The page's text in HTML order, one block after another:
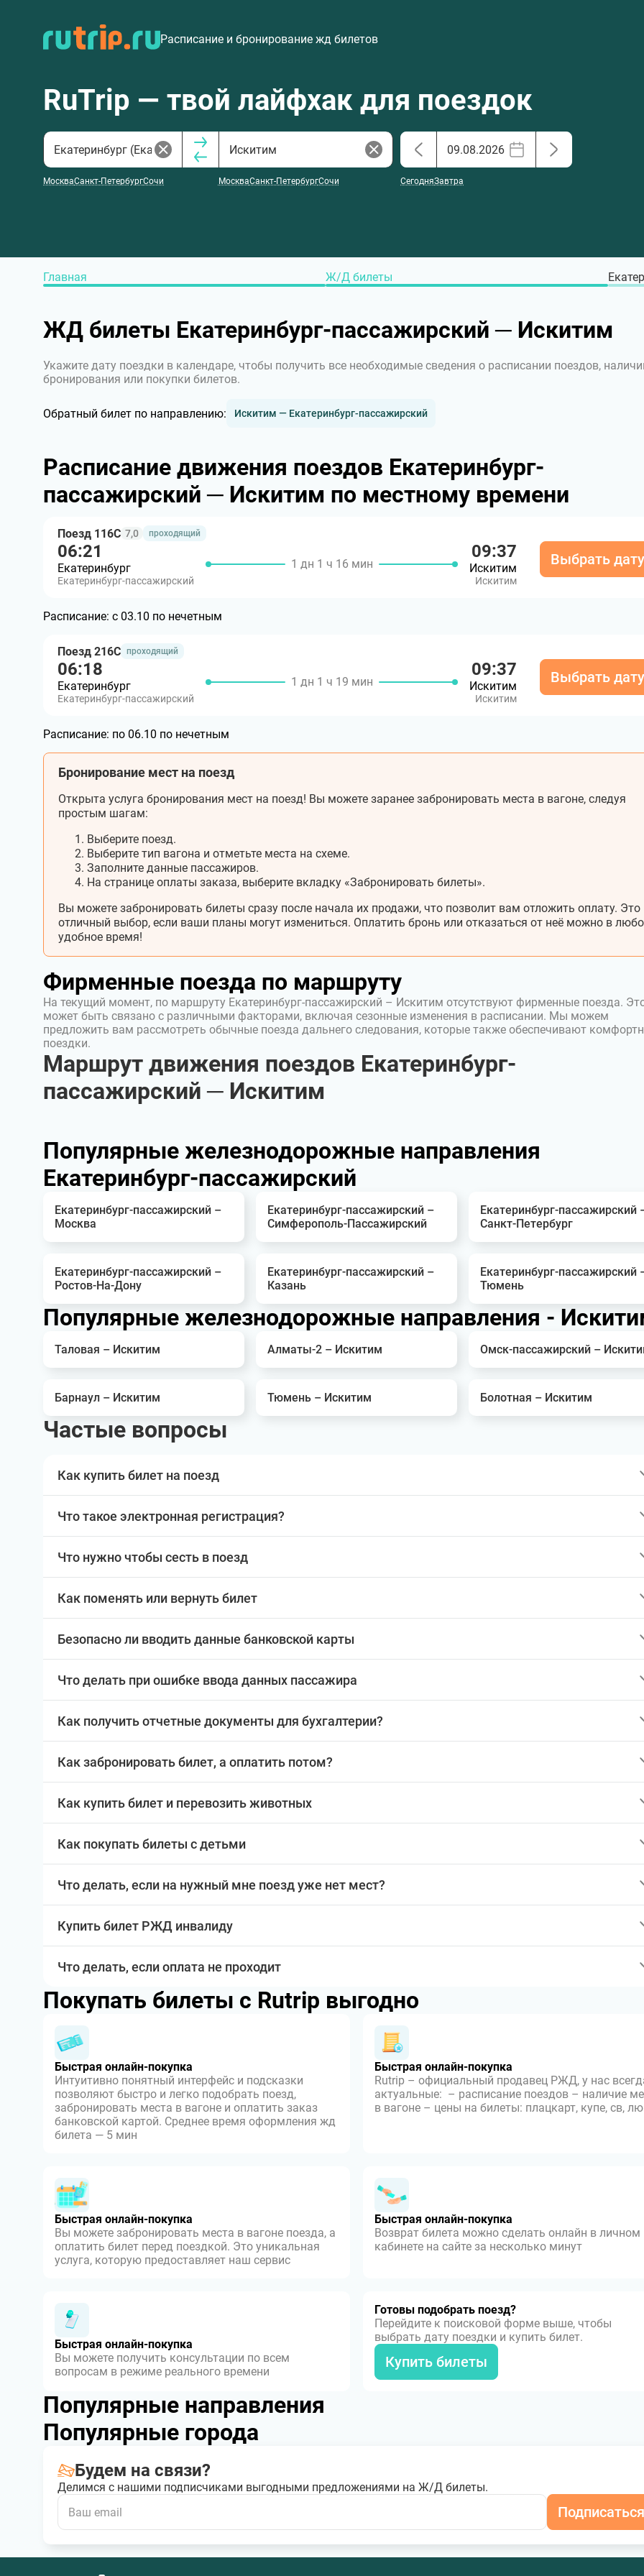
Расписание и бронирование жд билетов
RuTrip — твой лайфхак для поездок
МоскваСанкт-ПетербургСочи МоскваСанкт-ПетербургСочи СегодняЗавтра
Главная Ж/Д билеты
ЖД билеты Екатеринбург-пассажирский ─ Искитим
Укажите дату поездки в календаре, чтобы получить все необходимые сведения о расписании поездов,
бронирования или покупки билетов.
Обратный билет по направлению: Искитим — Екатеринбург-пассажирский
Расписание движения поездов Екатеринбург-
пассажирский ─ Искитим по местному времени
Поезд 116С 7,0 проходящий
06:21
Екатеринбург
Екатеринбург-пассажирский
1 дн 1 ч 16 мин
09:37
Искитим
Искитим
Выбрать дату
Расписание: с 03.10 по нечетным
Поезд 216С проходящий
06:18
Екатеринбург
Екатеринбург-пассажирский
1 дн 1 ч 19 мин
09:37
Искитим
Искитим
Выбрать дату
Расписание: по 06.10 по нечетным
Бронирование мест на поезд
Открыта услуга бронирования мест на поезд! Вы можете заранее забронировать места в вагоне, следуя
простым шагам:
Выберите поезд.
Выберите тип вагона и отметьте места на схеме.
Заполните данные пассажиров.
На странице оплаты заказа, выберите вкладку «Забронировать билеты».
Вы можете забронировать билеты сразу после начала их продажи, что позволит вам отложить оплату. Это
отличный выбор, если ваши планы могут измениться. Оплатить бронь или отказаться от неё можно в
удобное время!
Фирменные поезда по маршруту
На текущий момент, по маршруту Екатеринбург-пассажирский – Искитим отсутствуют фирменные поезда.
может быть связано с различными факторами, включая сезонные изменения в расписании. Мы можем
предложить вам рассмотреть обычные поезда дальнего следования, которые также обеспечивают
поездки.
Маршрут движения поездов Екатеринбург-
пассажирский ─ Искитим
Популярные железнодорожные направления
Екатеринбург-пассажирский
Екатеринбург-пассажирский –
Москва
Екатеринбург-пассажирский –
Симферополь-Пассажирский
Екатеринбург-пассажирский
Санкт-Петербург
Екатеринбург-пассажирский –
Ростов-На-Дону
Екатеринбург-пассажирский –
Казань
Екатеринбург-пассажирский
Тюмень
Популярные железнодорожные направления -
Таловая – Искитим Алматы-2 – Искитим Омск-пассажирский –
Барнаул – Искитим Тюмень – Искитим Болотная – Искитим
Частые вопросы
Как купить билет на поезд
Что такое электронная регистрация?
Что нужно чтобы сесть в поезд
Как поменять или вернуть билет
Безопасно ли вводить данные банковской карты
Что делать при ошибке ввода данных пассажира
Как получить отчетные документы для бухгалтерии?
Как забронировать билет, а оплатить потом?
Как купить билет и перевозить животных
Как покупать билеты с детьми
Что делать, если на нужный мне поезд уже нет мест?
Купить билет РЖД инвалиду
Что делать, если оплата не проходит
Покупать билеты с Rutrip выгодно
Быстрая онлайн-покупка
Интуитивно понятный интерфейс и подсказки
позволяют быстро и легко подобрать поезд,
забронировать места в вагоне и оплатить заказ
банковской картой. Среднее время оформления жд
билета — 5 мин
Быстрая онлайн-покупка
Rutrip – официальный продавец РЖД, у нас
актуальные: – расписание поездов – наличие
в вагоне – цены на билеты: плацкарт, купе, св,
Быстрая онлайн-покупка
Вы можете забронировать места в вагоне поезда, а
оплатить билет перед поездкой. Это уникальная
услуга, которую предоставляет наш сервис
Быстрая онлайн-покупка
Возврат билета можно сделать онлайн в личном
кабинете на сайте за несколько минут
Быстрая онлайн-покупка
Вы можете получить консультации по всем
вопросам в режиме реального времени
Готовы подобрать поезд?
Перейдите к поисковой форме выше, чтобы
выбрать дату поездки и купить билет.
Купить билеты
Популярные направления
Популярные города
Будем на связи?
Делимся с нашими подписчиками выгодными предложениями на Ж/Д билеты.
Подписаться